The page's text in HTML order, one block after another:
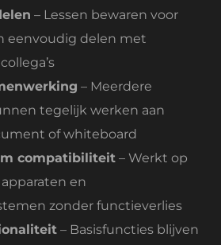
– Lessen bewaren voor
eenvoudig delen met
– Meerdere
tegelijk werken aan
of whiteboard
compatibiliteit – Werkt op
en
zonder functieverlies
– Basisfuncties blijven